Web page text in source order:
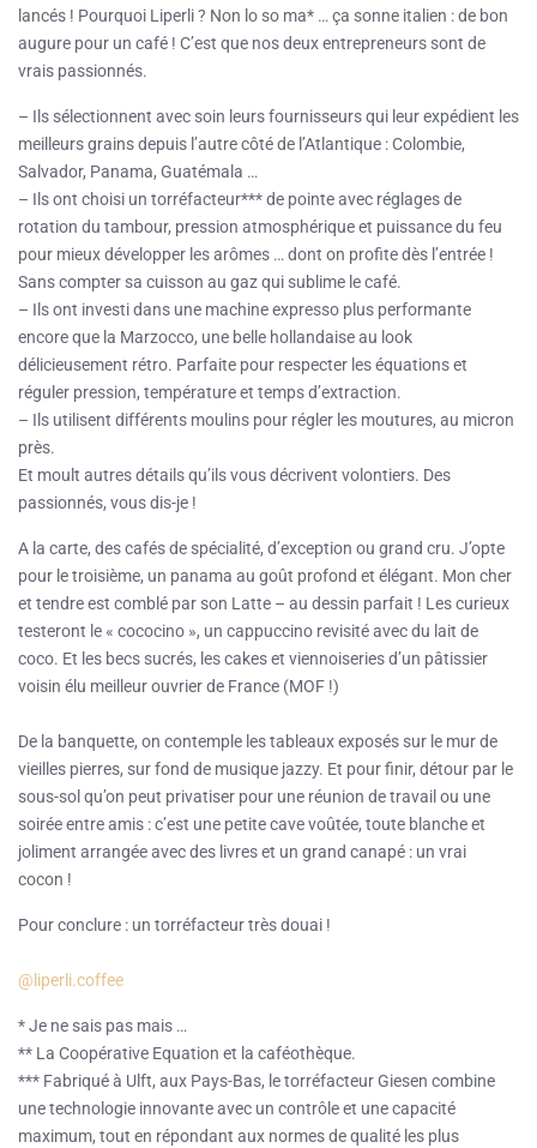
lancés ! Pourquoi Liperli ? Non lo so ma* … ça sonne italien : de bon
augure pour un café ! C’est que nos deux entrepreneurs sont de
vrais passionnés.
– Ils sélectionnent avec soin leurs fournisseurs qui leur expédient les
meilleurs grains depuis l’autre côté de l’Atlantique : Colombie,
Salvador, Panama, Guatémala …
– Ils ont choisi un torréfacteur*** de pointe avec réglages de
rotation du tambour, pression atmosphérique et puissance du feu
pour mieux développer les arômes … dont on profite dès l’entrée !
Sans compter sa cuisson au gaz qui sublime le café.
– Ils ont investi dans une machine expresso plus performante
encore que la Marzocco, une belle hollandaise au look
délicieusement rétro. Parfaite pour respecter les équations et
réguler pression, température et temps d’extraction.
– Ils utilisent différents moulins pour régler les moutures, au micron
près.
Et moult autres détails qu’ils vous décrivent volontiers. Des
passionnés, vous dis-je !
A la carte, des cafés de spécialité, d’exception ou grand cru. J’opte
pour le troisième, un panama au goût profond et élégant. Mon cher
et tendre est comblé par son Latte – au dessin parfait ! Les curieux
testeront le « cococino », un cappuccino revisité avec du lait de
coco. Et les becs sucrés, les cakes et viennoiseries d’un pâtissier
voisin élu meilleur ouvrier de France (MOF !)
De la banquette, on contemple les tableaux exposés sur le mur de
vieilles pierres, sur fond de musique jazzy. Et pour finir, détour par le
sous-sol qu’on peut privatiser pour une réunion de travail ou une
soirée entre amis : c’est une petite cave voûtée, toute blanche et
joliment arrangée avec des livres et un grand canapé : un vrai
cocon !
Pour conclure : un torréfacteur très douai !
@liperli.coffee
* Je ne sais pas mais …
** La Coopérative Equation et la caféothèque.
*** Fabriqué à Ulft, aux Pays-Bas, le torréfacteur Giesen combine
une technologie innovante avec un contrôle et une capacité
maximum, tout en répondant aux normes de qualité les plus